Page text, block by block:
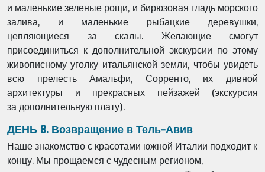
и маленькие зеленые рощи, и бирюзовая гладь морского
залива, и маленькие рыбацкие деревушки,
цепляющиеся за скалы. Желающие смогут
присоединиться к дополнительной экскурсии по этому
живописному уголку итальянской земли, чтобы увидеть
всю прелестьАмальфи, Сорренто, их дивной
архитектуры и прекрасных пейзажей (экскурсия
за дополнительную плату).
ДЕНЬ 8. Возвращение в Тель-Авив
Наше знакомство с красотами южной Италии подходит к
концу. Мы прощаемся с чудесным регионом,